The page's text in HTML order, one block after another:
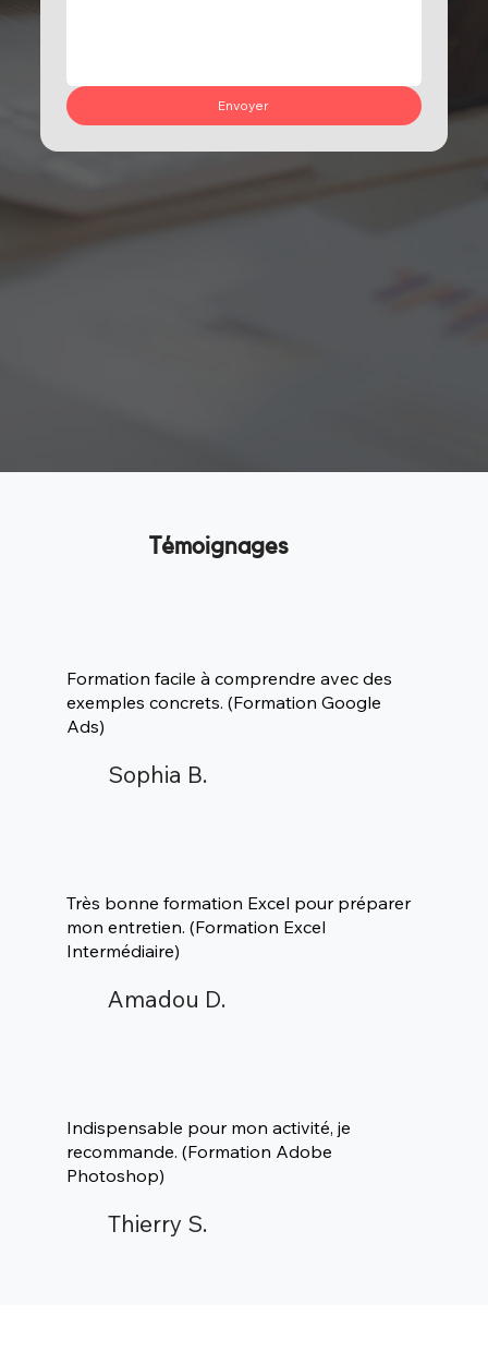
Envoyer
Formation facile à comprendre avec des
exemples concrets. (Formation Google
Ads)
Sophia B.
Très bonne formation Excel pour préparer
mon entretien.(Formation Excel
Intermédiaire)
Amadou D.
Indispensable pour mon activité, je
recommande. (Formation Adobe
Photoshop)
Thierry S.
Témoignages